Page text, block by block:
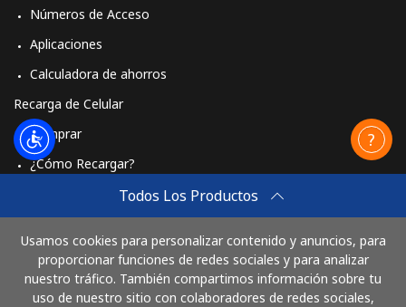
Todos Los Productos
Usamos cookies para personalizar contenido y anuncios, para
proporcionar funciones de redes sociales y para analizar
nuestro tráfico. También compartimos información sobre tu
uso de nuestro sitio con colaboradores de redes sociales,
Números de Acceso
Aplicaciones
Calculadora de ahorros
Recarga de Celular
Comprar
¿Cómo Recargar?
Comprar
Cómo funciona